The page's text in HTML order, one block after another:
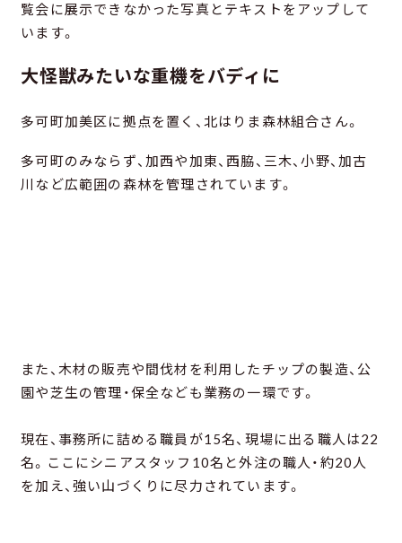
覧会に展示できなかった写真とテキストをアップして
います。
大怪獣みたいな重機をバディに
多可町加美区に拠点を置く、北はりま森林組合さん。
多可町のみならず、加西や加東、西脇、三木、小野、加古
川など広範囲の森林を管理されています。
また、木材の販売や間伐材を利用したチップの製造、公
園や芝生の管理・保全なども業務の一環です。
現在、事務所に詰める職員が15名、現場に出る職人は22
名。ここにシニアスタッフ10名と外注の職人・約20人
を加え、強い山づくりに尽力されています。